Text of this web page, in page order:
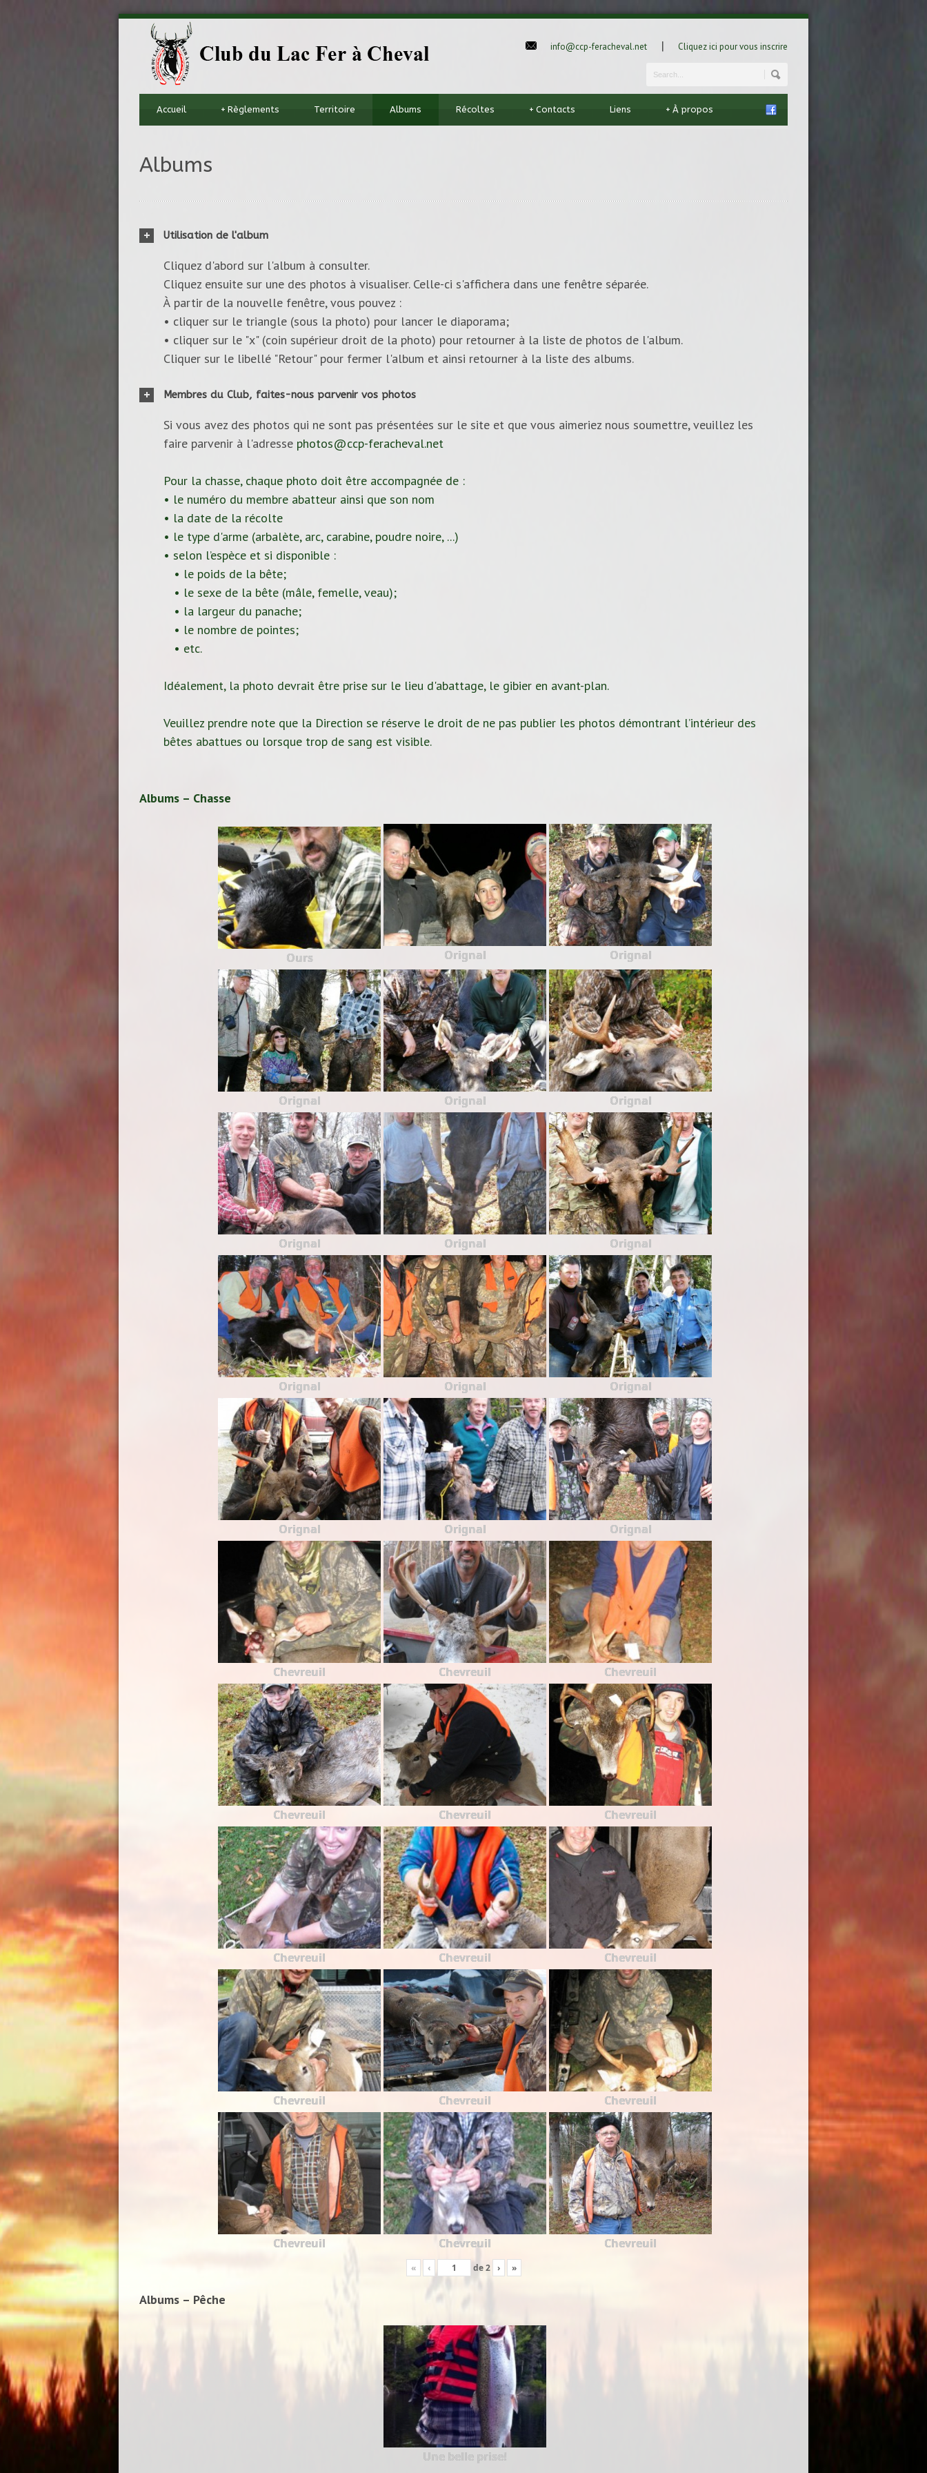
info@ccp-feracheval.net | Cliquez ici pour vous inscrire
Accueil Règlements
+ Territoire Albums Récoltes Contacts
+ Liens À propos
+
Albums
Utilisation de l'album
Cliquez d'abord sur l'album à consulter.
Cliquez ensuite sur une des photos à visualiser. Celle-ci s'affichera dans une fenêtre séparée.
À partir de la nouvelle fenêtre, vous pouvez :
• cliquer sur le triangle (sous la photo) pour lancer le diaporama;
• cliquer sur le "x" (coin supérieur droit de la photo) pour retourner à la liste de photos de l'album.
Cliquer sur le libellé "Retour" pour fermer l'album et ainsi retourner à la liste des albums.
Membres du Club, faites-nous parvenir vos photos
Si vous avez des photos qui ne sont pas présentées sur le site et que vous aimeriez nous soumettre, veuillez les
faire parvenir à l'adresse photos@ccp-feracheval.net
Pour la chasse, chaque photo doit être accompagnée de :
• le numéro du membre abatteur ainsi que son nom
• la date de la récolte
• le type d'arme (arbalète, arc, carabine, poudre noire, ...)
• selon l’espèce et si disponible :
• le poids de la bête;
• le sexe de la bête (mâle, femelle, veau);
• la largeur du panache;
• le nombre de pointes;
• etc.
Idéalement, la photo devrait être prise sur le lieu d'abattage, le gibier en avant-plan.
Veuillez prendre note que la Direction se réserve le droit de ne pas publier les photos démontrant l’intérieur des
bêtes abattues ou lorsque trop de sang est visible.
Albums – Chasse
Ours Orignal Orignal
Orignal Orignal Orignal
Orignal Orignal Orignal
Orignal Orignal Orignal
Orignal Orignal Orignal
Chevreuil Chevreuil Chevreuil
Chevreuil Chevreuil Chevreuil
Chevreuil Chevreuil Chevreuil
Chevreuil Chevreuil Chevreuil
Chevreuil Chevreuil Chevreuil
« ‹ de2 › »
Albums – Pêche
Une belle prise!